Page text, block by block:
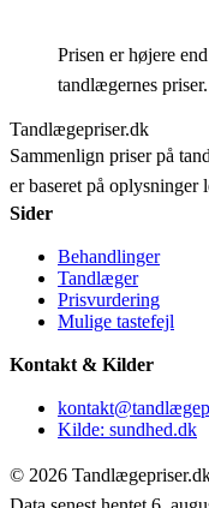
Prisen er højere
tandlægernes priser.
Tandlægepriser.dk
Sammenlign priser på
er baseret på
Sider
Behandlinger
Tandlæger
Prisvurdering
Mulige tastefejl
Kontakt & Kilder
Kilde: sundhed.dk
© 2026